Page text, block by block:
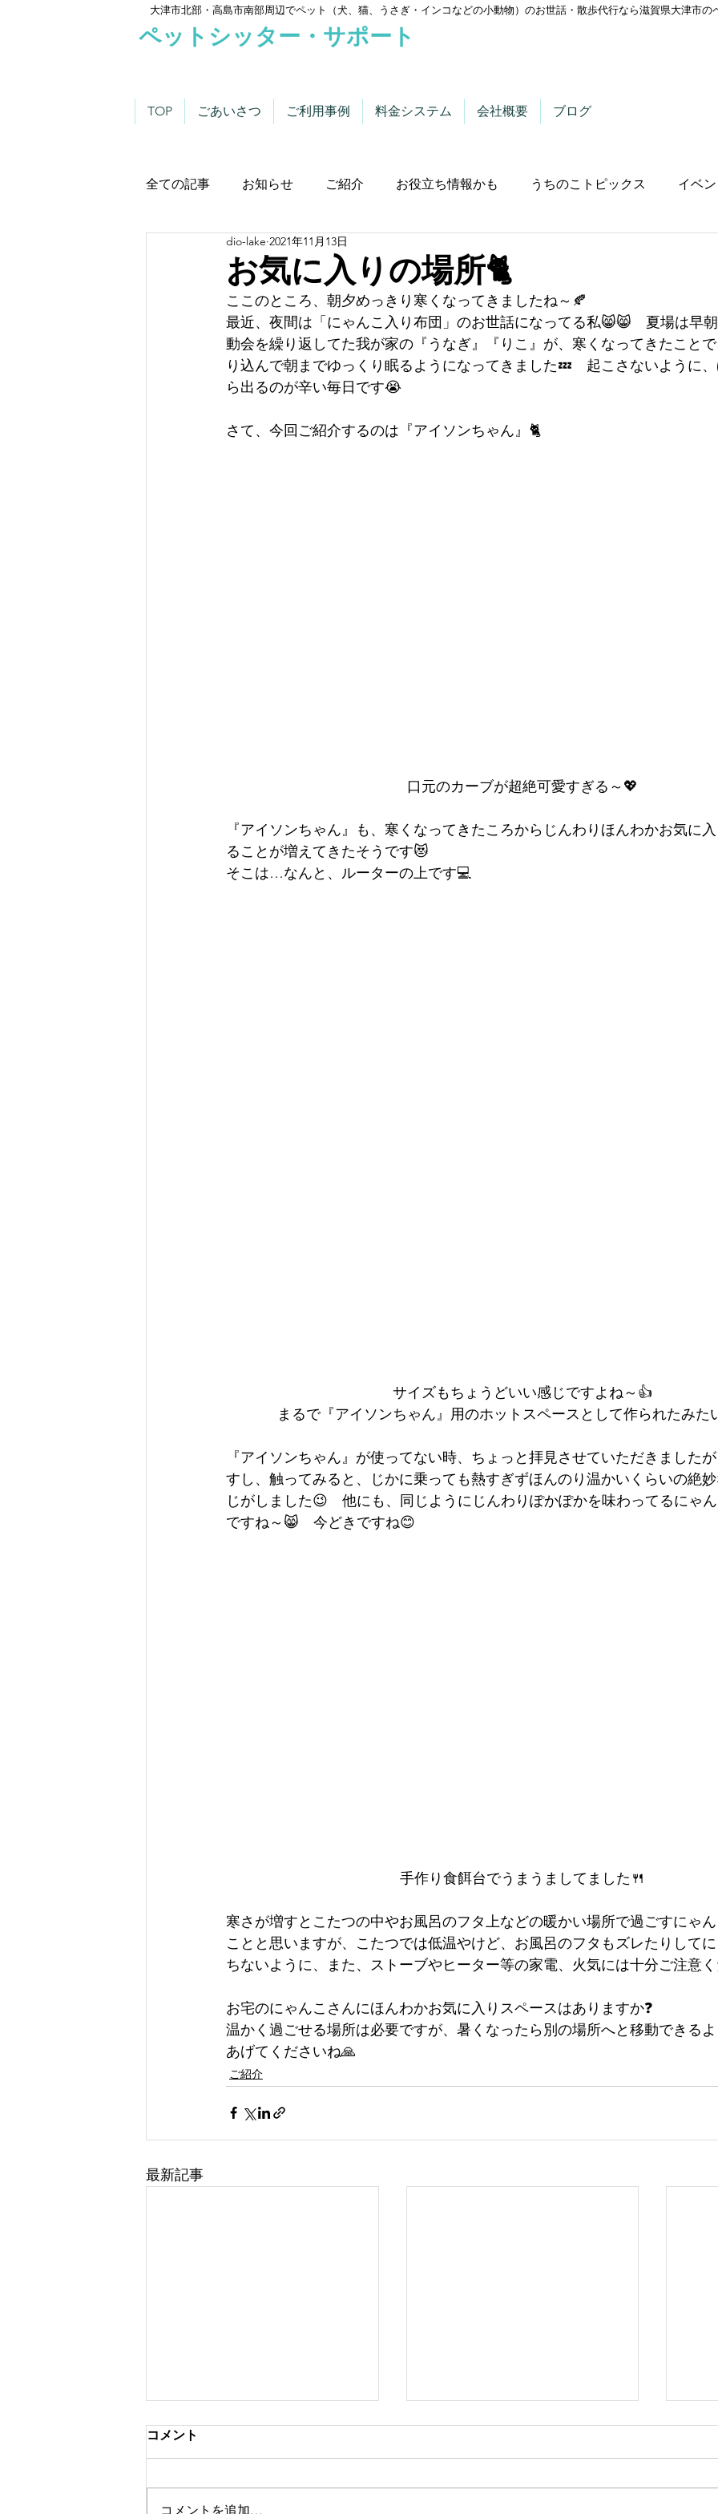
大津市北部・高島市南部周辺でペット（犬、猫、うさぎ・インコなどの小動物）のお世話・散歩代行なら滋賀県大津市
ペットシッター・サポート
TOP ごあいさつ ご利用事例 料金システム 会社概要 ブログ
全ての記事 お知らせ ご紹介 お役立ち情報かも うちのこトピックス イベ
わんこにゃんこニュース
お気に入りの場所🐈
dio-lake 2021年11月13日
ここのところ、朝夕めっきり寒くなってきましたね～🍂
最近、夜間は「にゃんこ入り布団」のお世話になってる私😸😸　夏場は早
動会を繰り返してた我が家の『うなぎ』『りこ』が、寒くなってきたこと
り込んで朝までゆっくり眠るようになってきました💤　起こさないように
ら出るのが辛い毎日です😭
さて、今回ご紹介するのは『アイソンちゃん』🐈
口元のカーブが超絶可愛すぎる～💖
『アイソンちゃん』も、寒くなってきたころからじんわりほんわかお気に
ることが増えてきたそうです😻
そこは…なんと、ルーターの上です💻
サイズもちょうどいい感じですよね～👍
まるで『アイソンちゃん』用のホットスペースとして作られたみた
『アイソンちゃん』が使ってない時、ちょっと拝見させていただきました
すし、触ってみると、じかに乗っても熱すぎずほんのり温かいくらいの絶
じがしました😉　他にも、同じようにじんわりぽかぽかを味わってるにゃ
ですね～😸　今どきですね😊
手作り食餌台でうまうましてました🍴
寒さが増すとこたつの中やお風呂のフタ上などの暖かい場所で過ごすにゃ
ことと思いますが、こたつでは低温やけど、お風呂のフタもズレたりして
ちないように、また、ストーブやヒーター等の家電、火気には十分ご注意
お宅のにゃんこさんにほんわかお気に入りスペースはありますか❓
温かく過ごせる場所は必要ですが、暑くなったら別の場所へと移動できる
あげてくださいね🙏
ご紹介
最新記事
コメント
コメントを追加…